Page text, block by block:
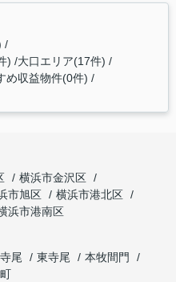
) 大口エリア(17件)
め収益物件(0件)
横浜市金沢区
市旭区
横浜市港北区
浜市港南区
尾 東寺尾
本牧間門